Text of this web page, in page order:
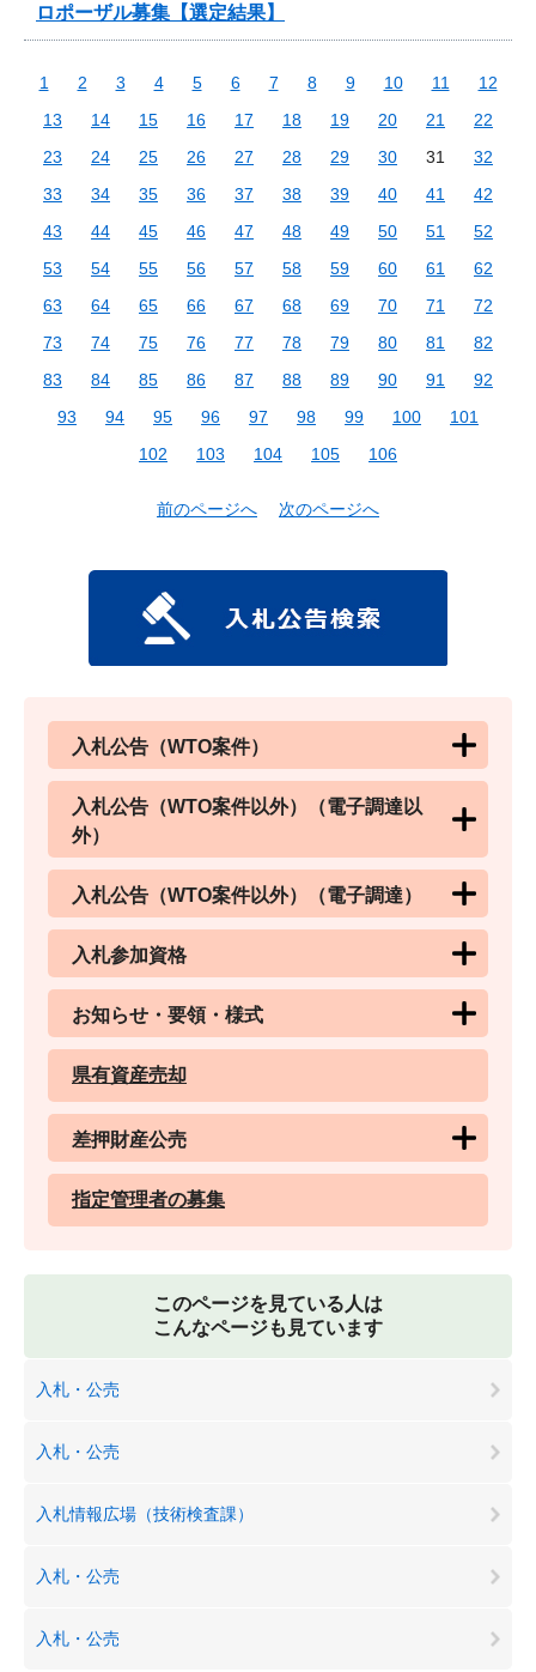
ロポーザル募集【選定結果】
1 2 3 4 5 6 7 8 9 10 11
12
13
14 15 16 17 18 19 20 21
22
23
24 25 26 27 28 29 30 31
32
33
34 35 36 37 38 39 40 41
42
43
44 45 46 47 48 49 50 51
52
53
54 55 56 57 58 59 60 61
62
63
64 65 66 67 68 69 70 71
72
73
74 75 76 77 78 79 80 81
82
83
84 85 86 87 88 89 90 91
92
93
94 95 96 97 98 99 100
101
102
103 104 105 106
前のページへ 次のページへ
入札公告（WTO案件）
入札公告（WTO案件以外）（電子調達以
外）
入札公告（WTO案件以外）（電子調達）
入札参加資格
お知らせ・要領・様式
県有資産売却
差押財産公売
指定管理者の募集
このページを見ている人は
こんなページも見ています
入札・公売
入札・公売
入札情報広場（技術検査課）
入札・公売
入札・公売